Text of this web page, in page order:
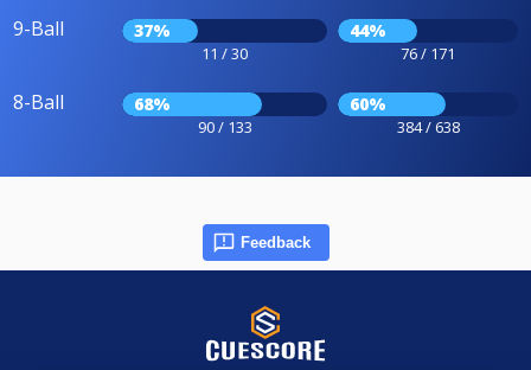
9-Ball 37%
11 / 30
44%
76 / 171
8-Ball 68%
90 / 133
60%
384 / 638
Feedback